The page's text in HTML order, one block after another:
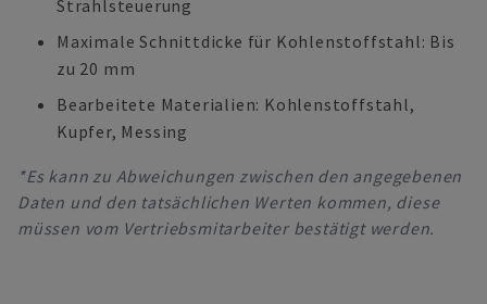
Strahlsteuerung
Maximale Schnittdicke für Kohlenstoffstahl: Bis
zu 20 mm
Bearbeitete Materialien: Kohlenstoffstahl,
Kupfer, Messing
*Es kann zu Abweichungen zwischen den angegebenen
Daten und den tatsächlichen Werten kommen, diese
müssen vom Vertriebsmitarbeiter bestätigt werden.